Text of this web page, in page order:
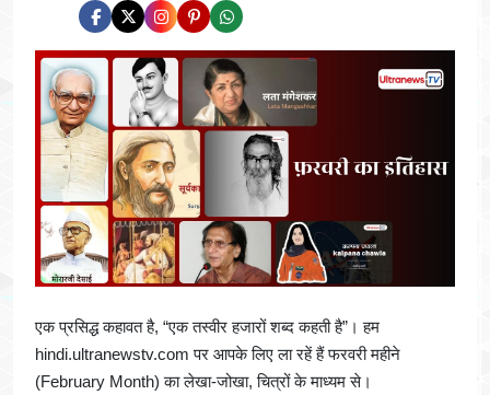
एक प्रसिद्ध कहावत है, “एक तस्वीर हजारों शब्द कहती है”। हम
hindi.ultranewstv.com पर आपके लिए ला रहें हैं फरवरी महीने
(February Month) का लेखा-जोखा, चित्रों के माध्यम से।